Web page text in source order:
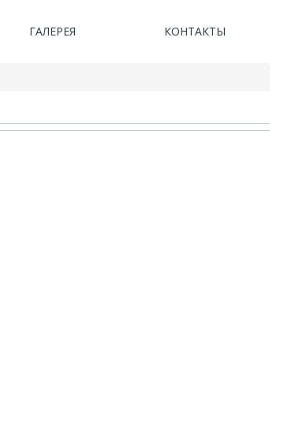
ГАЛЕРЕЯ КОНТАКТЫ